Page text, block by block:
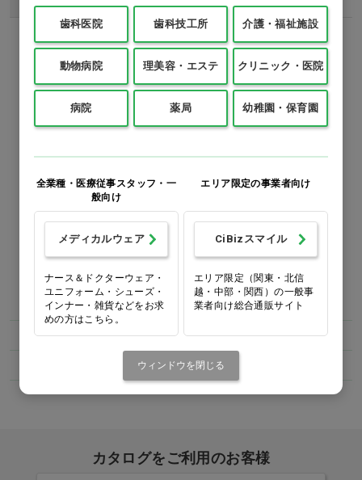
この商品のレビュー
この商品のレビューを書く
カテゴリー
歯科医院 矯正器材 ブラケット・ボタン
歯科用商品
カタログをご利用のお客様
歯科医院 歯科技工所 介護・福祉施設
動物病院 理美容・エステ クリニック・医院
病院 薬局 幼稚園・保育園
全業種・医療従事スタッフ・一
般向け
メディカルウェア
ナース＆ドクターウェア・
ユニフォーム・シューズ・
インナー・雑貨などをお求
めの方はこちら。
エリア限定の事業者向け
CiBizスマイル
エリア限定（関東・北信
越・中部・関西）の一般事
業者向け総合通販サイト
ウィンドウを閉じる